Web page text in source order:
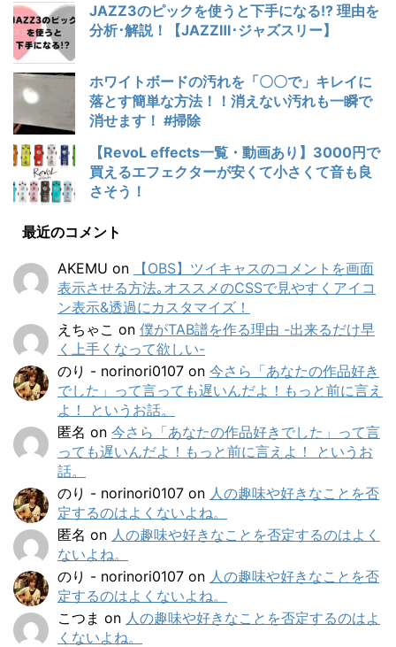
JAZZ3のピックを使うと下手になる!? 理由を
分析･解説！【JAZZⅢ･ジャズスリー】
ホワイトボードの汚れを「〇〇で」キレイに
落とす簡単な方法！！消えない汚れも一瞬で
消せます！ #掃除
【RevoL effects一覧・動画あり】3000円で
買えるエフェクターが安くて小さくて音も良
さそう！
最近のコメント
AKEMU on
【OBS】ツイキャスのコメントを画面
表示させる方法｡オススメのCSSで見やすくアイコ
ン表示&透過にカスタマイズ！
えちゃこ on 僕がTAB譜を作る理由 -出来るだけ早
く上手くなって欲しい-
のり - norinori0107 on 今さら「あなたの作品好き
でした」って言っても遅いんだよ！もっと前に言え
よ！ というお話。
匿名 on 今さら「あなたの作品好きでした」って言
っても遅いんだよ！もっと前に言えよ！ というお
話。
のり - norinori0107 on 人の趣味や好きなことを否
定するのはよくないよね。
匿名 on 人の趣味や好きなことを否定するのはよく
ないよね。
のり - norinori0107 on 人の趣味や好きなことを否
定するのはよくないよね。
こつま on 人の趣味や好きなことを否定するのはよ
くないよね。